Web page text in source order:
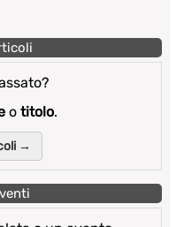
o titolo.
→